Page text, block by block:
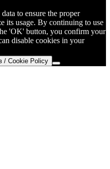
to ensure the proper
its usage. By continuing to use
'OK' button, you confirm your
disable cookies in your
/ Cookie Policy